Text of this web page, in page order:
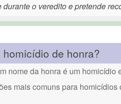
durante o veredito e pretende
de honra?
nome da honra é um
mais comuns para homicídios